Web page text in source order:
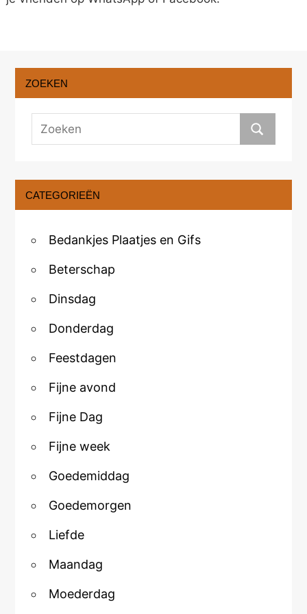
ZOEKEN
CATEGORIEËN
Bedankjes Plaatjes en Gifs
Beterschap
Dinsdag
Donderdag
Feestdagen
Fijne avond
Fijne Dag
Fijne week
Goedemiddag
Goedemorgen
Liefde
Maandag
Moederdag